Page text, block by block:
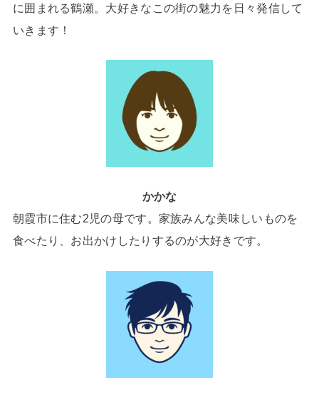
に囲まれる鶴瀬。大好きなこの街の魅力を日々発信して
いきます！
かかな
朝霞市に住む2児の母です。家族みんな美味しいものを
食べたり、お出かけしたりするのが大好きです。